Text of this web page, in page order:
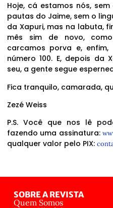
Hoje, cá estamos nós,
pautas do Jaime, sem o
da Xapuri, mas na labuta,
mês sim de novo,
carcamos porva e,
número 100. E, depois da
seu, a gente segue
Fica tranquilo, camarada,
Zezé Weiss
P.S. Você que nos lê
fazendo uma assinatura:
qualquer valor pelo PIX:
SOBRE A REVISTA
Quem Somos